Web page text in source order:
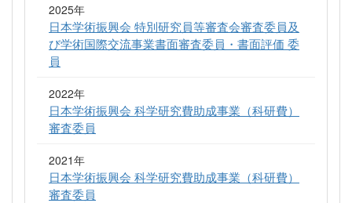
2025年
日本学術振興会 特別研究員等審査会審査委員及
び学術国際交流事業書面審査委員・書面評価 委
員
2022年
日本学術振興会 科学研究費助成事業（科研費）
審査委員
2021年
日本学術振興会 科学研究費助成事業（科研費）
審査委員